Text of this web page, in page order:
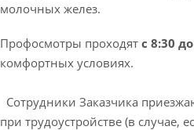
молочных желез.
Профосмотры проходят с 8:30
комфортных условиях.
Сотрудники Заказчика
при трудоустройстве (в